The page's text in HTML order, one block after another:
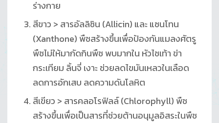
ร่างกาย
สีขาว > สารอัลลิซิน (Allicin) และ แซนโทน
(Xanthone) พืชสร้างขึ้นเพื่อป้องกันแมลงศัตรู
พืชไม่ให้มากัดกินพืช พบมากใน หัวไชเท้า ข่า
กระเทียม ลิ้นจี่ เงาะ ช่วยลดไขมันเหลวในเลือด
ลดการอักเสบ ลดความดันโลหิต
สีเขียว > สารคลอโรฟิลล์ (Chlorophyll) พืช
สร้างขึ้นเพื่อเป็นสารที่ช่วยต้านอนุมูลอิสระในพืช